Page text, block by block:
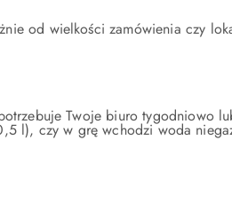
od wielkości zamówienia czy
Twoje biuro tygodniowo
l), czy w grę wchodzi woda